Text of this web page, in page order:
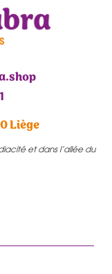
Liège
et dans l’allée du